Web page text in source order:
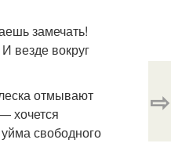
замечать!
везде вокруг
отмывают
хочется
свободного
⇨